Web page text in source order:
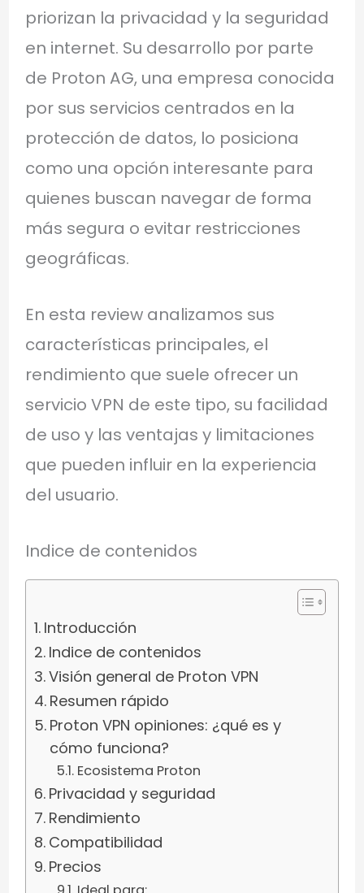
priorizan la privacidad y la seguridad
en internet. Su desarrollo por parte
de Proton AG, una empresa conocida
por sus servicios centrados en la
protección de datos, lo posiciona
como una opción interesante para
quienes buscan navegar de forma
más segura o evitar restricciones
geográficas.
En esta review analizamos sus
características principales, el
rendimiento que suele ofrecer un
servicio VPN de este tipo, su facilidad
de uso y las ventajas y limitaciones
que pueden influir en la experiencia
del usuario.
Indice de contenidos
Introducción
Indice de contenidos
Visión general de Proton VPN
Resumen rápido
Proton VPN opiniones: ¿qué es y
cómo funciona?
Ecosistema Proton
Privacidad y seguridad
Rendimiento
Compatibilidad
Precios